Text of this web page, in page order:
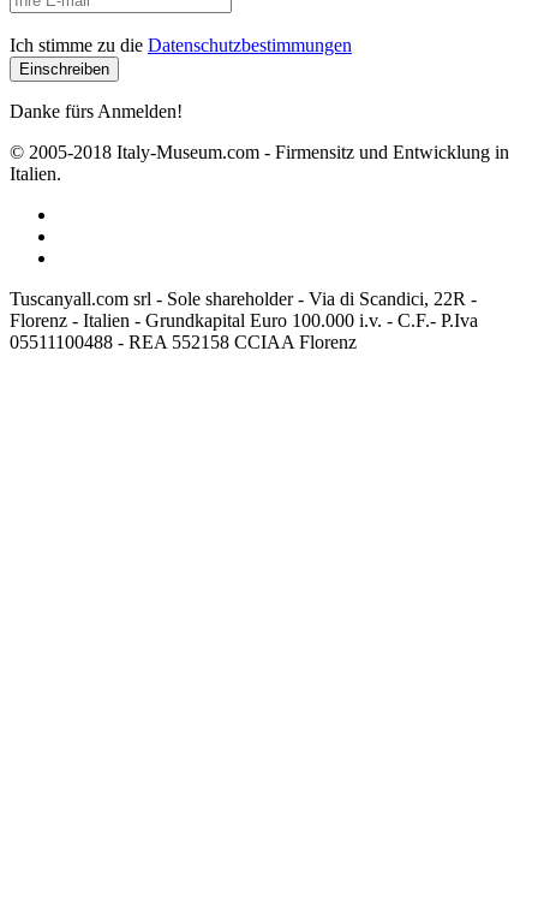
Ich stimme zu die Datenschutzbestimmungen
Danke fürs Anmelden!
© 2005-2018 Italy-Museum.com - Firmensitz und Entwicklung in
Italien.
Tuscanyall.com srl - Sole shareholder - Via di Scandici, 22R -
Florenz - Italien - Grundkapital Euro 100.000 i.v. - C.F.- P.Iva
05511100488 - REA 552158 CCIAA Florenz